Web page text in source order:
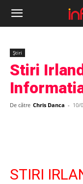
Informația
Știri
Stiri
De către Chris Danca - 10/
STIRI